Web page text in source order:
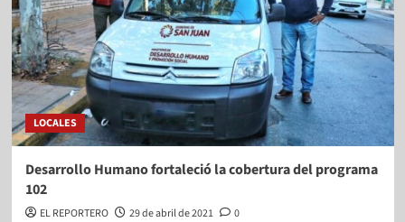
LOCALES
Desarrollo Humano fortaleció la cobertura del programa
102
EL REPORTERO 29 de abril de 2021
0